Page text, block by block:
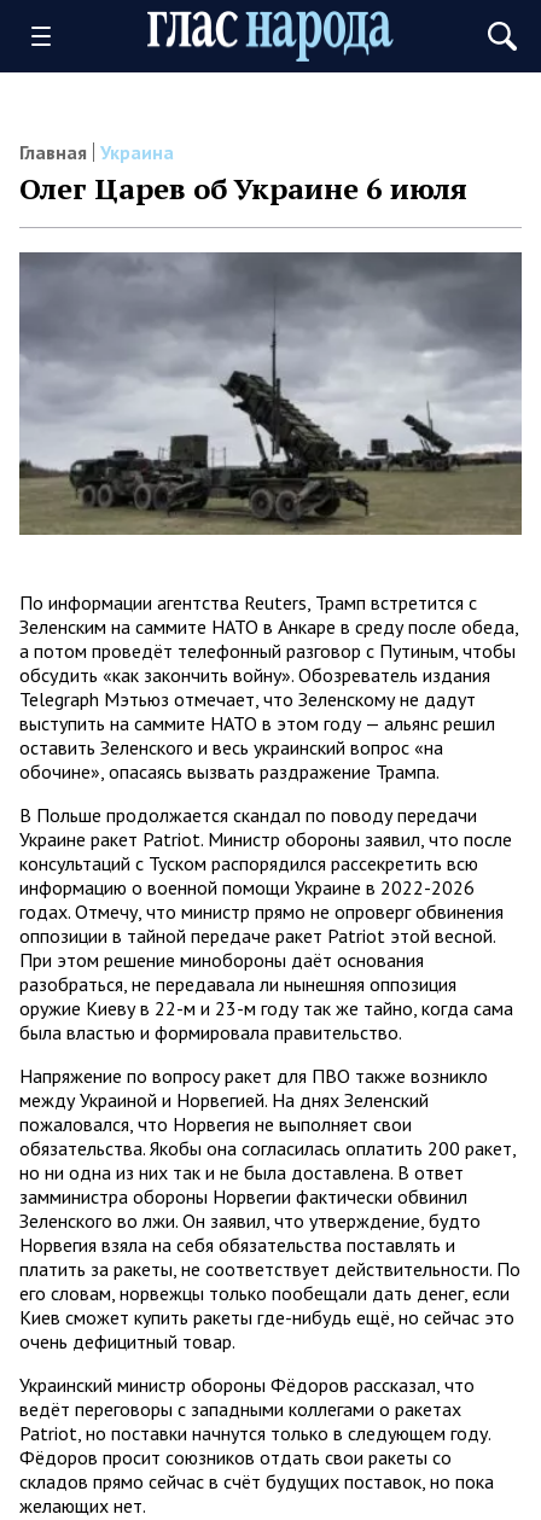
Главная Украина
Олег Царев об Украине 6 июля
По информации агентства Reuters, Трамп встретится с
Зеленским на саммите НАТО в Анкаре в среду после обеда,
а потом проведёт телефонный разговор с Путиным, чтобы
обсудить «как закончить войну». Обозреватель издания
Telegraph Мэтьюз отмечает, что Зеленскому не дадут
выступить на саммите НАТО в этом году — альянс решил
оставить Зеленского и весь украинский вопрос «на
обочине», опасаясь вызвать раздражение Трампа.
В Польше продолжается скандал по поводу передачи
Украине ракет Patriot. Министр обороны заявил, что после
консультаций с Туском распорядился рассекретить всю
информацию о военной помощи Украине в 2022-2026
годах. Отмечу, что министр прямо не опроверг обвинения
оппозиции в тайной передаче ракет Patriot этой весной.
При этом решение минобороны даёт основания
разобраться, не передавала ли нынешняя оппозиция
оружие Киеву в 22-м и 23-м году так же тайно, когда сама
была властью и формировала правительство.
Напряжение по вопросу ракет для ПВО также возникло
между Украиной и Норвегией. На днях Зеленский
пожаловался, что Норвегия не выполняет свои
обязательства. Якобы она согласилась оплатить 200 ракет,
но ни одна из них так и не была доставлена. В ответ
замминистра обороны Норвегии фактически обвинил
Зеленского во лжи. Он заявил, что утверждение, будто
Норвегия взяла на себя обязательства поставлять и
платить за ракеты, не соответствует действительности. По
его словам, норвежцы только пообещали дать денег, если
Киев сможет купить ракеты где-нибудь ещё, но сейчас это
очень дефицитный товар.
Украинский министр обороны Фёдоров рассказал, что
ведёт переговоры с западными коллегами о ракетах
Patriot, но поставки начнутся только в следующем году.
Фёдоров просит союзников отдать свои ракеты со
складов прямо сейчас в счёт будущих поставок, но пока
желающих нет.